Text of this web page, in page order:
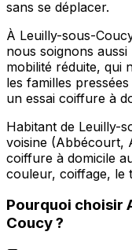
sans se déplacer.
À Leuilly-sous-
nous soignons
mobilité réduite, qui
les familles
un essai coiffure à
Habitant de Leuilly-
voisine (Abbécourt,
coiffure à domicile
couleur, coiffage, le
Pourquoi choisir
Coucy?